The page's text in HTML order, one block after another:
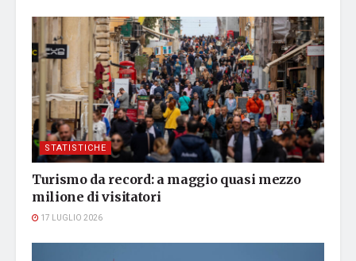
STATISTICHE
Turismo da record: a maggio quasi mezzo
milione di visitatori
17 LUGLIO 2026